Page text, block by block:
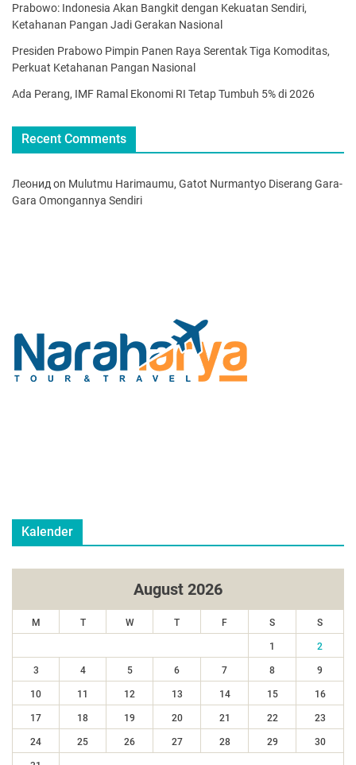
Prabowo: Indonesia Akan Bangkit dengan Kekuatan Sendiri,
Ketahanan Pangan Jadi Gerakan Nasional
Presiden Prabowo Pimpin Panen Raya Serentak Tiga Komoditas,
Perkuat Ketahanan Pangan Nasional
Ada Perang, IMF Ramal Ekonomi RI Tetap Tumbuh 5% di 2026
Recent Comments
Леонид on Mulutmu Harimaumu, Gatot Nurmantyo Diserang Gara-
Gara Omongannya Sendiri
Kalender
August 2026
M T W T F S S
1 2
3 4 5 6 7 8 9
10 11 12 13 14 15 16
17 18 19 20 21 22 23
24 25 26 27 28 29 30